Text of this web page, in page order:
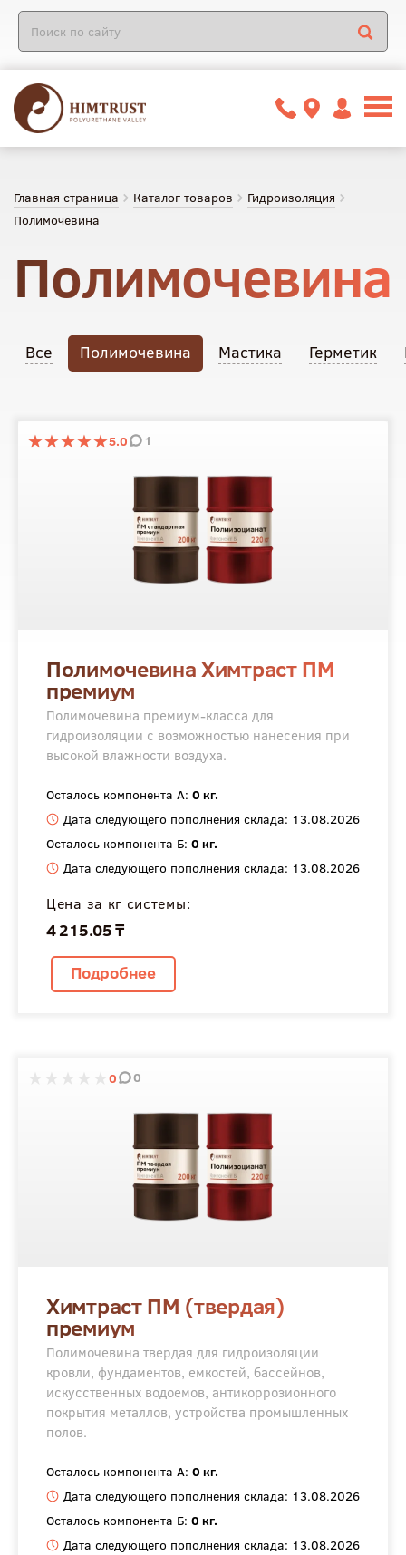
Главная страница Каталог товаров
Гидроизоляция
Полимочевина
Полимочевина
Все Полимочевина Мастика Герметик
5.0 1
Полимочевина Химтраст ПМ
премиум
Полимочевина премиум-класса для
гидроизоляции с возможностью нанесения при
высокой влажности воздуха.
Осталось компонента А: 0 кг.
Дата следующего пополнения склада: 13.08.2026
Осталось компонента Б: 0 кг.
Дата следующего пополнения склада: 13.08.2026
Цена за кг системы:
4 215.05 ₸
Подробнее
0 0
Химтраст ПМ (твердая)
премиум
Полимочевина твердая для гидроизоляции
кровли, фундаментов, емкостей, бассейнов,
искусственных водоемов, антикоррозионного
покрытия металлов, устройства промышленных
полов.
Осталось компонента А: 0 кг.
Дата следующего пополнения склада: 13.08.2026
Осталось компонента Б: 0 кг.
Дата следующего пополнения склада: 13.08.2026